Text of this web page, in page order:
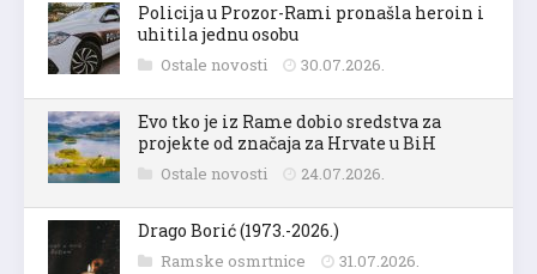
Policija u Prozor-Rami pronašla heroin i
uhitila jednu osobu
Ostale novosti 30.07.2026.
Evo tko je iz Rame dobio sredstva za
projekte od značaja za Hrvate u BiH
Ostale novosti 24.07.2026.
Drago Borić (1973.-2026.)
Ramske osmrtnice 31.07.2026.